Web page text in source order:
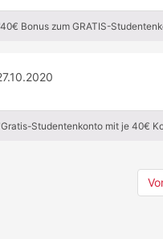
Bonus zum GRATIS-
Studentenkonto mit je 40€